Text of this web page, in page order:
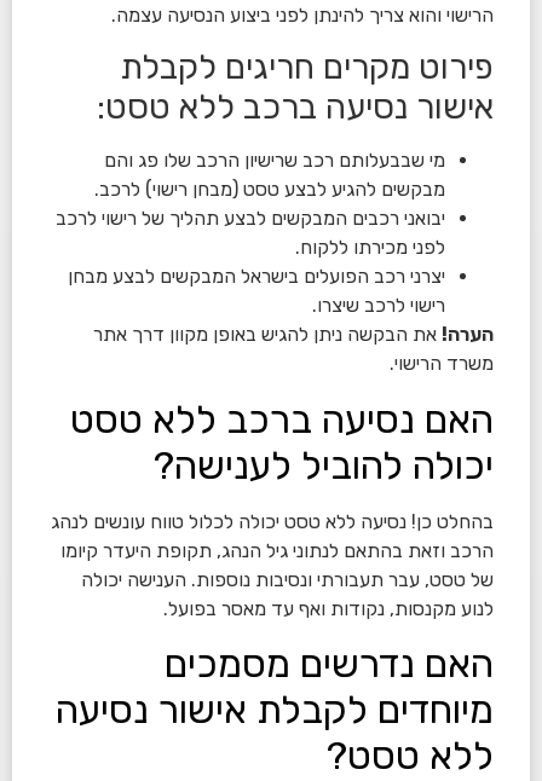
הרישוי והוא צריך להינתן לפני ביצוע הנסיעה עצמה.
פירוט מקרים חריגים לקבלת
אישור נסיעה ברכב ללא טסט:
מי שבבעלותם רכב שרישיון הרכב שלו פג והם
מבקשים להגיע לבצע טסט (מבחן רישוי) לרכב.
יבואני רכבים המבקשים לבצע תהליך של רישוי לרכב
לפני מכירתו ללקוח.
יצרני רכב הפועלים בישראל המבקשים לבצע מבחן
רישוי לרכב שיצרו.
הערה! את הבקשה ניתן להגיש באופן מקוון דרך אתר
משרד הרישוי.
האם נסיעה ברכב ללא טסט
יכולה להוביל לענישה?
בהחלט כן! נסיעה ללא טסט יכולה לכלול טווח עונשים לנהג
הרכב וזאת בהתאם לנתוני גיל הנהג, תקופת היעדר קיומו
של טסט, עבר תעבורתי ונסיבות נוספות. הענישה יכולה
לנוע מקנסות, נקודות ואף עד מאסר בפועל.
האם נדרשים מסמכים
מיוחדים לקבלת אישור נסיעה
ללא טסט?